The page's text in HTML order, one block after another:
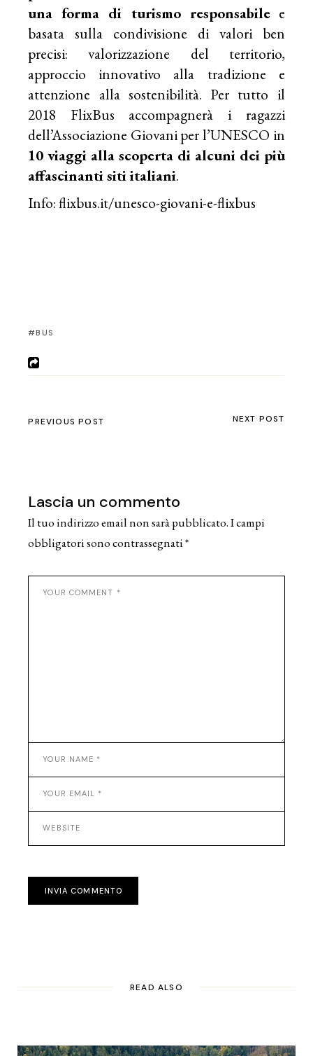
una forma di turismo responsabilee
basata sulla condivisione di valori ben
precisi: valorizzazione del territorio,
approccio innovativo alla tradizione e
attenzione alla sostenibilità. Per tutto il
2018 FlixBus accompagnerà i ragazzi
dell’Associazione Giovani per l’UNESCO in
10 viaggi alla scoperta di alcuni dei più
affascinanti siti italiani.
Info:flixbus.it/unesco-giovani-e-flixbus
BUS
PREVIOUS POST NEXT POST
Lascia un commento
Il tuo indirizzo email non sarà pubblicato.I campi
obbligatori sono contrassegnati*
INVIA COMMENTO
READ ALSO